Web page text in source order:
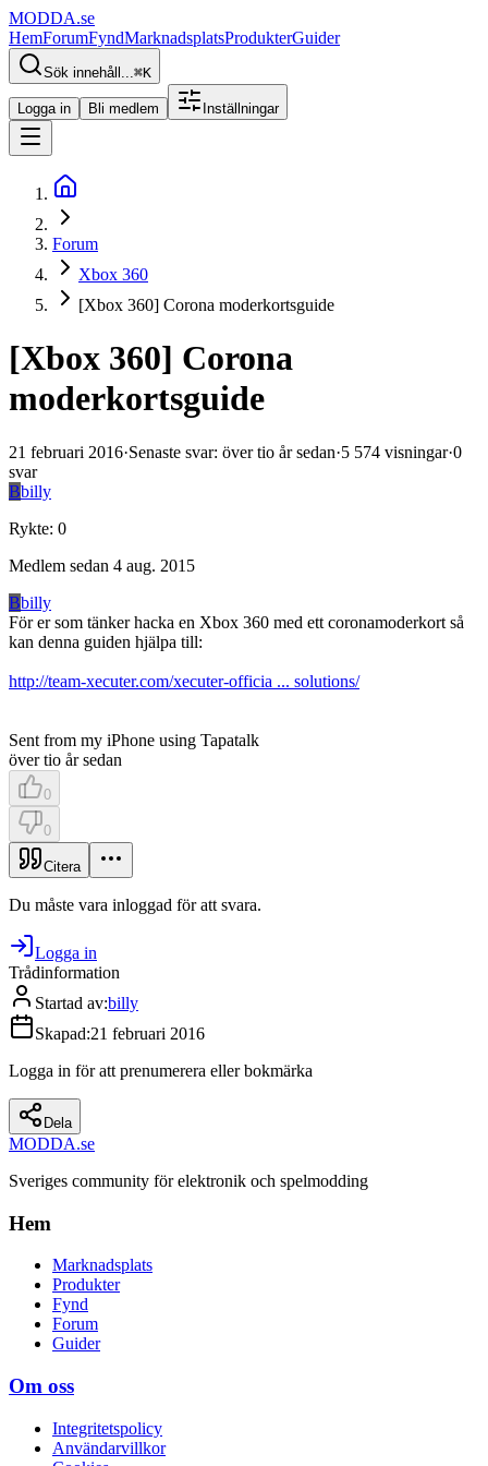
MODDA.se
HemForumFyndMarknadsplatsProdukterGuider
Sök innehåll...⌘K
Logga in Bli medlem Inställningar
Forum
Xbox 360
[Xbox 360] Corona moderkortsguide
[Xbox 360] Corona
moderkortsguide
21 februari 2016·Senaste svar: över tio år sedan·5 574 visningar·0
svar
Bbilly
Rykte: 0
Medlem sedan 4 aug. 2015
Bbilly
För er som tänker hacka en Xbox 360 med ett coronamoderkort så
kan denna guiden hjälpa till:
http://team-xecuter.com/xecuter-officia ... solutions/
Sent from my iPhone using Tapatalk
över tio år sedan
0
0
Citera
Du måste vara inloggad för att svara.
Logga in
Trådinformation
Startad av:billy
Skapad:21 februari 2016
Logga in för att prenumerera eller bokmärka
Dela
MODDA.se
Sveriges community för elektronik och spelmodding
Hem
Marknadsplats
Produkter
Fynd
Forum
Guider
Om oss
Integritetspolicy
Användarvillkor